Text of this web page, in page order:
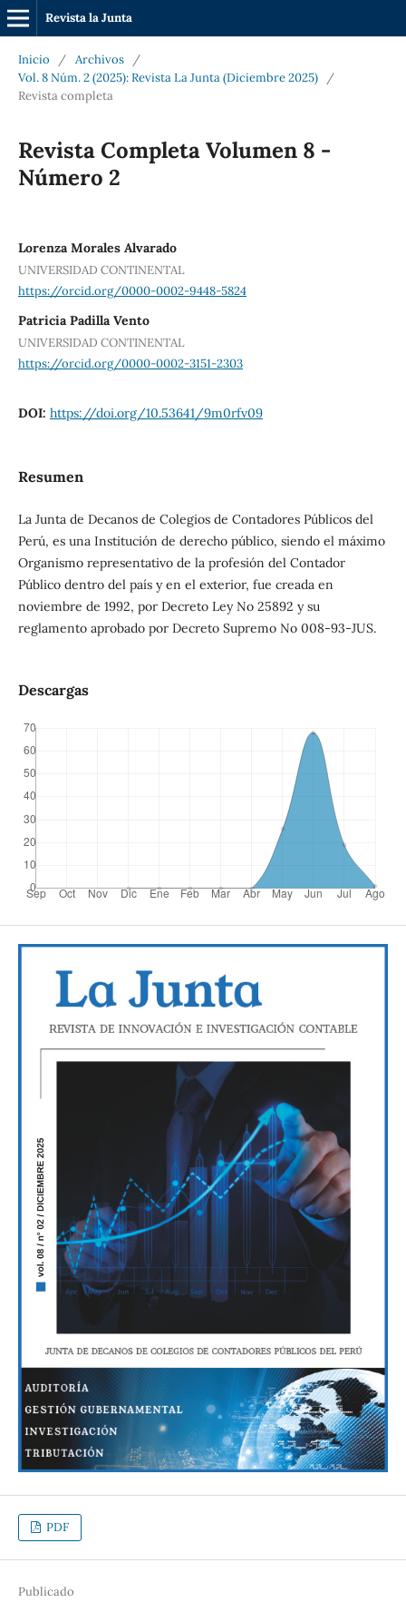
Revista la Junta
Inicio / Archivos
/
Vol. 8 Núm. 2 (2025): Revista La Junta (Diciembre 2025)
/
Revista completa
Revista Completa Volumen 8 -
Número 2
Lorenza Morales Alvarado
UNIVERSIDAD CONTINENTAL
https://orcid.org/0000-0002-9448-5824
Patricia Padilla Vento
UNIVERSIDAD CONTINENTAL
https://orcid.org/0000-0002-3151-2303
DOI: https://doi.org/10.53641/9m0rfv09
Resumen
La Junta de Decanos de Colegios de Contadores Públicos del
Perú, es una Institución de derecho público, siendo el máximo
Organismo representativo de la profesión del Contador
Público dentro del país y en el exterior, fue creada en
noviembre de 1992, por Decreto Ley No 25892 y su
reglamento aprobado por Decreto Supremo No 008-93-JUS.
Descargas
PDF
Publicado